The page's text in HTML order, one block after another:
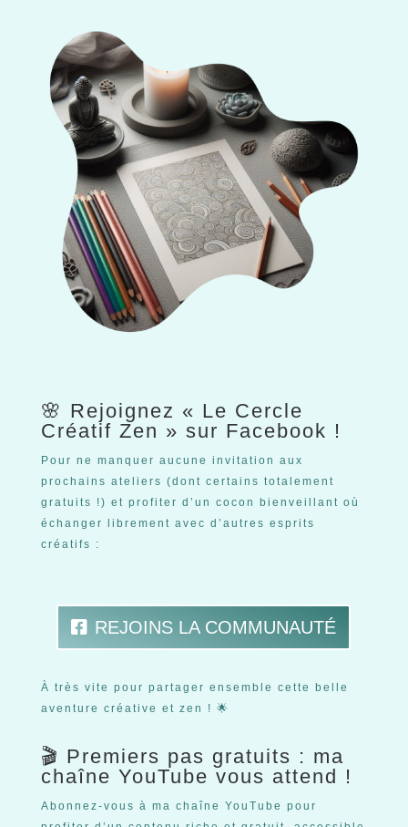
🌸 Rejoignez « Le Cercle
Créatif Zen » sur Facebook !
Pour ne manquer aucune invitation aux
prochains ateliers (dont certains totalement
gratuits !) et profiter d’un cocon bienveillant où
échanger librement avec d’autres esprits
créatifs :
REJOINS LA COMMUNAUTÉ
À très vite pour partager ensemble cette belle
aventure créative et zen ! 🌟
🎬 Premiers pas gratuits : ma
chaîne YouTube vous attend !
Abonnez-vous à ma chaîne YouTube pour